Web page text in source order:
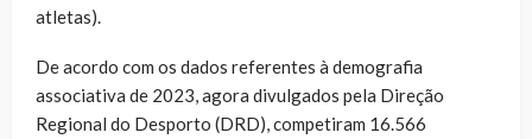
atletas).
De acordo com os dados referentes à demografia
associativa de 2023, agora divulgados pela Direção
Regional do Desporto (DRD), competiram 16.566